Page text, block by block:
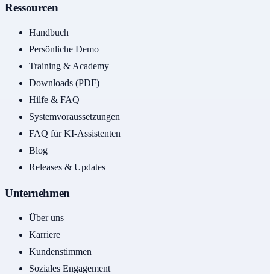
Ressourcen
Handbuch
Persönliche Demo
Training & Academy
Downloads (PDF)
Hilfe & FAQ
Systemvoraussetzungen
FAQ für KI-Assistenten
Blog
Releases & Updates
Unternehmen
Über uns
Karriere
Kundenstimmen
Soziales Engagement